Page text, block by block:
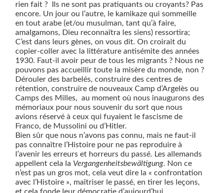
rien fait ?
Ils ne sont pas pratiquants ou croyants? Pas
encore. Un jour ou l’autre, le kamikaze qui sommeille
en tout arabe (et/ou musulman, tant qu’à faire,
amalgamons, Dieu reconnaîtra les siens) ressortira;
C’est dans leurs gènes, on vous dit. On croirait du
copier-coller avec la littérature antisémite des années
1930. Faut-il avoir peur de tous les migrants ? Nous ne
pouvons pas accueillir toute la misère du monde, non ?
Dérouler des barbelés, construire des centres de
rétention, construire de nouveaux Camp d’Argelès ou
Camps des Milles, au moment où nous inaugurons des
mémoriaux pour nous souvenir du sort que nous
avions réservé à ceux qui fuyaient le fascisme de
Franco, de Mussolini ou d’Hitler.
Bien sûr que nous n’avons pas connu, mais ne faut-il
pas connaître l’Histoire pour ne pas reproduire à
l’avenir les erreurs et horreurs du passé. Les allemands
appellent cela la Vergangenheitsbewältigung. Non ce
n’est pas un gros mot, cela veut dire la « confrontation
avec l’Histoire », maîtriser le passé, en tirer les leçons,